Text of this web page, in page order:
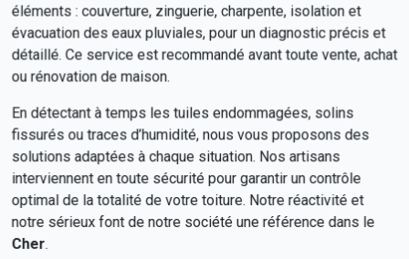
éléments : couverture, zinguerie, charpente, isolation et
évacuation des eaux pluviales, pour un diagnostic précis et
détaillé. Ce service est recommandé avant toute vente, achat
ou rénovation de maison.
En détectant à temps les tuiles endommagées, solins
fissurés ou traces d’humidité, nous vous proposons des
solutions adaptées à chaque situation. Nos artisans
interviennent en toute sécurité pour garantir un contrôle
optimal de la totalité de votre toiture. Notre réactivité et
notre sérieux font de notre société une référence dans le
Cher.